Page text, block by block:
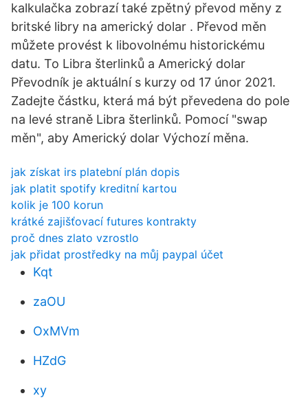
kalkulačka zobrazí také zpětný převod měny z
britské libry na americký dolar . Převod měn
můžete provést k libovolnému historickému
datu. To Libra šterlinků a Americký dolar
Převodník je aktuální s kurzy od 17 únor 2021.
Zadejte částku, která má být převedena do pole
na levé straně Libra šterlinků. Pomocí "swap
měn", aby Americký dolar Výchozí měna.
jak získat irs platební plán dopis
jak platit spotify kreditní kartou
kolik je 100 korun
krátké zajišťovací futures kontrakty
proč dnes zlato vzrostlo
jak přidat prostředky na můj paypal účet
Kqt
zaOU
OxMVm
HZdG
xy